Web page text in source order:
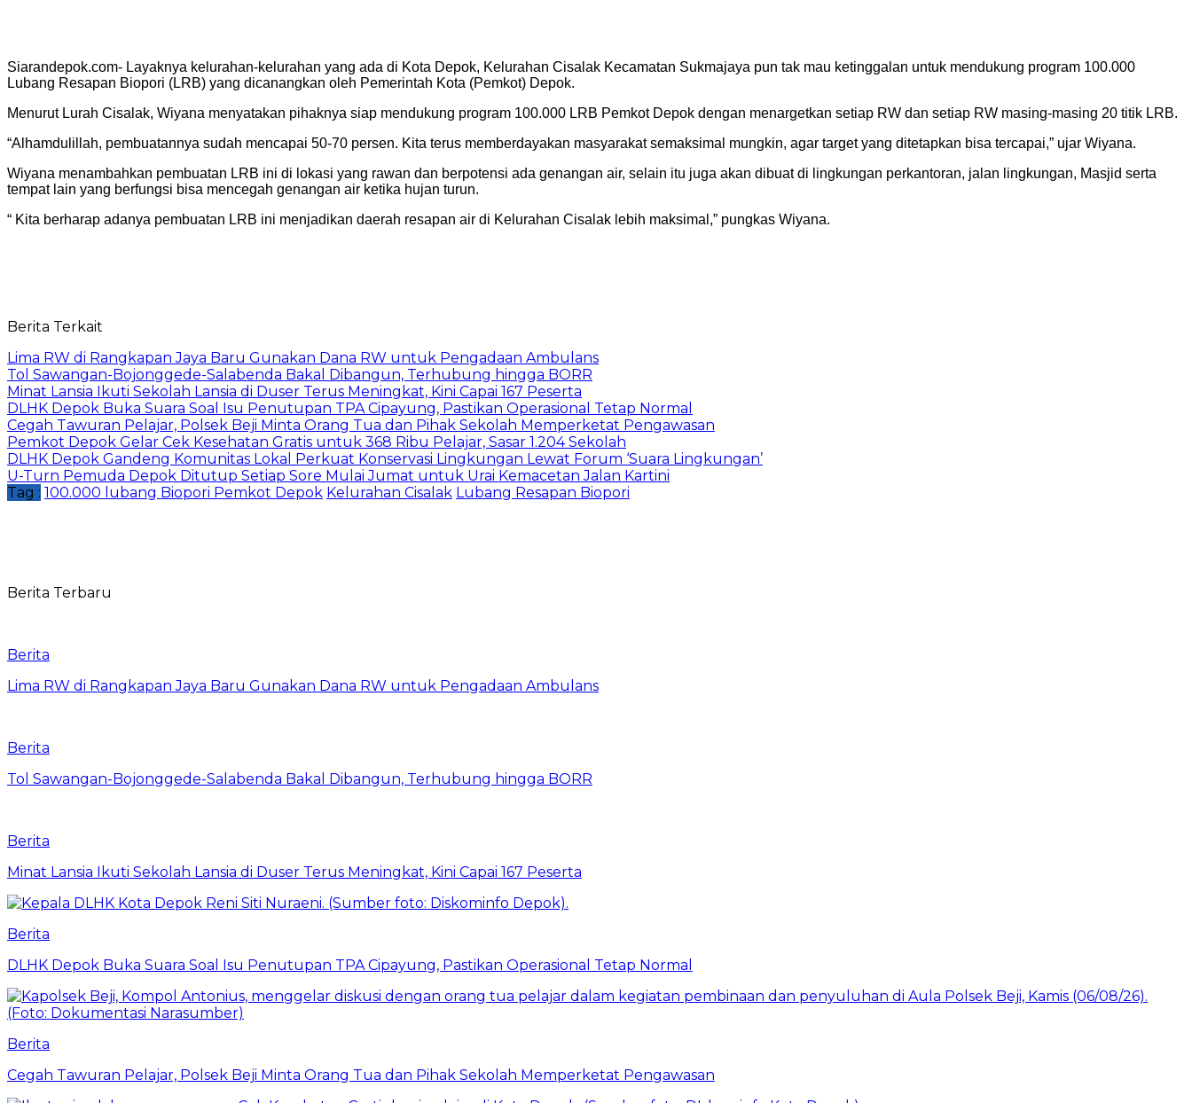
Siarandepok.com- Layaknya kelurahan-kelurahan yang ada di Kota Depok, Kelurahan Cisalak Kecamatan Sukmajaya pun tak mau ketinggalan untuk mendukung program 100.000
Lubang Resapan Biopori (LRB) yang dicanangkan oleh Pemerintah Kota (Pemkot) Depok.
Menurut Lurah Cisalak, Wiyana menyatakan pihaknya siap mendukung program 100.000 LRB Pemkot Depok dengan menargetkan setiap RW dan setiap RW masing-masing 20 titik LRB.
“Alhamdulillah, pembuatannya sudah mencapai 50-70 persen. Kita terus memberdayakan masyarakat semaksimal mungkin, agar target yang ditetapkan bisa tercapai,” ujar Wiyana.
Wiyana menambahkan pembuatan LRB ini di lokasi yang rawan dan berpotensi ada genangan air, selain itu juga akan dibuat di lingkungan perkantoran, jalan lingkungan, Masjid serta
tempat lain yang berfungsi bisa mencegah genangan air ketika hujan turun.
“ Kita berharap adanya pembuatan LRB ini menjadikan daerah resapan air di Kelurahan Cisalak lebih maksimal,” pungkas Wiyana.
Berita Terkait
Lima RW di Rangkapan Jaya Baru Gunakan Dana RW untuk Pengadaan Ambulans
Tol Sawangan-Bojonggede-Salabenda Bakal Dibangun, Terhubung hingga BORR
Minat Lansia Ikuti Sekolah Lansia di Duser Terus Meningkat, Kini Capai 167 Peserta
DLHK Depok Buka Suara Soal Isu Penutupan TPA Cipayung, Pastikan Operasional Tetap Normal
Cegah Tawuran Pelajar, Polsek Beji Minta Orang Tua dan Pihak Sekolah Memperketat Pengawasan
Pemkot Depok Gelar Cek Kesehatan Gratis untuk 368 Ribu Pelajar, Sasar 1.204 Sekolah
DLHK Depok Gandeng Komunitas Lokal Perkuat Konservasi Lingkungan Lewat Forum ‘Suara Lingkungan’
U-Turn Pemuda Depok Ditutup Setiap Sore Mulai Jumat untuk Urai Kemacetan Jalan Kartini
Tag : 100.000 lubang Biopori Pemkot Depok Kelurahan Cisalak Lubang Resapan Biopori
Berita Terbaru
Berita
Lima RW di Rangkapan Jaya Baru Gunakan Dana RW untuk Pengadaan Ambulans
Berita
Tol Sawangan-Bojonggede-Salabenda Bakal Dibangun, Terhubung hingga BORR
Berita
Minat Lansia Ikuti Sekolah Lansia di Duser Terus Meningkat, Kini Capai 167 Peserta
Berita
DLHK Depok Buka Suara Soal Isu Penutupan TPA Cipayung, Pastikan Operasional Tetap Normal
Berita
Cegah Tawuran Pelajar, Polsek Beji Minta Orang Tua dan Pihak Sekolah Memperketat Pengawasan